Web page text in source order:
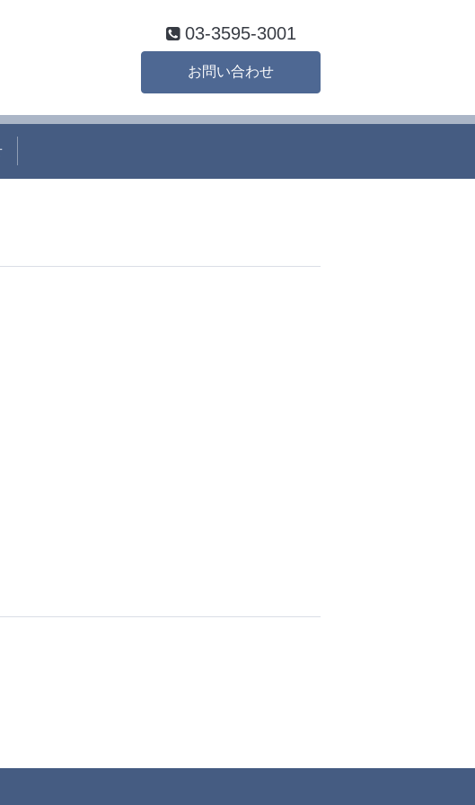
03-3595-3001
お問い合わせ